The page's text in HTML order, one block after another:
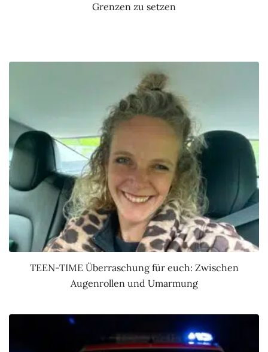
Grenzen zu setzen
TEEN-TIME Überraschung für euch: Zwischen
Augenrollen und Umarmung